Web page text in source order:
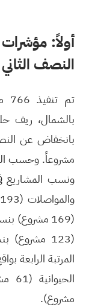
أولاً: مؤشرات
النصف الثاني
بالشمال، ريف
ونسب المشاريع
مشروع).